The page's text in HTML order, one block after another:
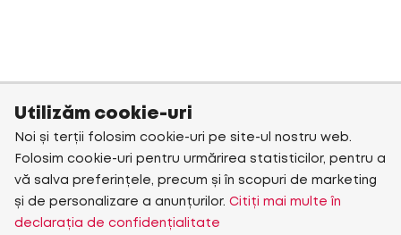
Utilizăm cookie-uri
Noi și terții folosim cookie-uri pe site-ul nostru web.
Folosim cookie-uri pentru urmărirea statisticilor, pentru a
vă salva preferințele, precum și în scopuri de marketing
și de personalizare a anunțurilor. Citiți mai multe în
declarația de confidențialitate